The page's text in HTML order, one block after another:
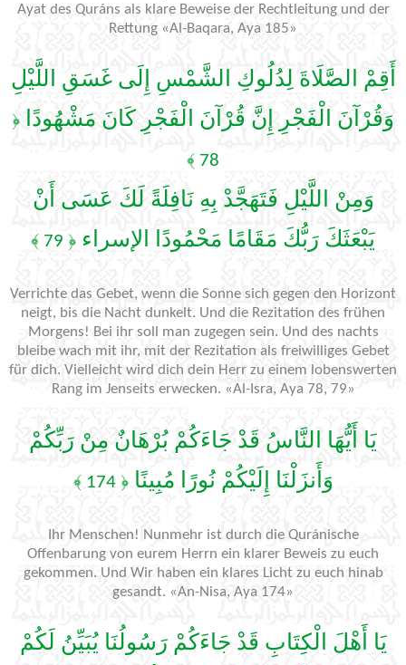
Ayat des Quráns als klare Beweise der Rechtleitung und der
Rettung «Al-Baqara, Aya 185»
أَقِمْ الصَّلَاةَ لِدُلُوكِ الشَّمْسِ إِلَى غَسَقِ اللَّيْلِ
وَقُرْآنَ الْفَجْرِ إِنَّ قُرْآنَ الْفَجْرِ كَانَ مَشْهُودًا ﴿
78 ﴾
وَمِنْ اللَّيْلِ فَتَهَجَّدْ بِهِ نَافِلَةً لَكَ عَسَى أَنْ
يَبْعَثَكَ رَبُّكَ مَقَامًا مَحْمُودًا الإسراء ﴿ 79 ﴾
Verrichte das Gebet, wenn die Sonne sich gegen den Horizont
neigt, bis die Nacht dunkelt. Und die Rezitation des frühen
Morgens! Bei ihr soll man zugegen sein. Und des nachts
bleibe wach mit ihr, mit der Rezitation als freiwilliges Gebet
für dich. Vielleicht wird dich dein Herr zu einem lobenswerten
Rang im Jenseits erwecken. «Al-Isra, Aya 78, 79»
يَا أَيُّهَا النَّاسُ قَدْ جَاءَكُمْ بُرْهَانٌ مِنْ رَبِّكُمْ
وَأَنزَلْنَا إِلَيْكُمْ نُورًا مُبِينًا﴿ 174 ﴾
Ihr Menschen! Nunmehr ist durch die Quránische
Offenbarung von eurem Herrn ein klarer Beweis zu euch
gekommen. Und Wir haben ein klares Licht zu euch hinab
gesandt. «An-Nisa, Aya 174»
يَا أَهْلَ الْكِتَابِ قَدْ جَاءَكُمْ رَسُولُنَا يُبَيِّنُ لَكُمْ